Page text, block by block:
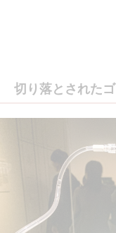
切り落とされた